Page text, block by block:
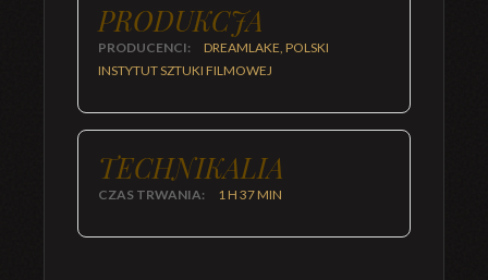
PRODUKCJA
PRODUCENCI:
DREAMLAKE, POLSKI
INSTYTUT SZTUKI FILMOWEJ
TECHNIKALIA
CZAS TRWANIA: 1 H 37 MIN